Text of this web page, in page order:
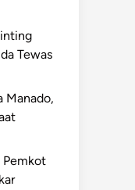
Tewas
Manado,
Pemkot